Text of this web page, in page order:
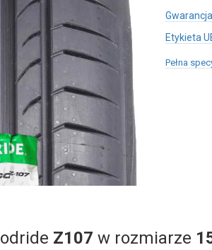
Gwarancja
Etykieta
Pełna
Z107 w rozmiarze